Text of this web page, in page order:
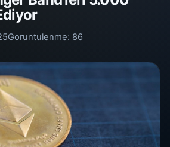
Goruntulenme: 86